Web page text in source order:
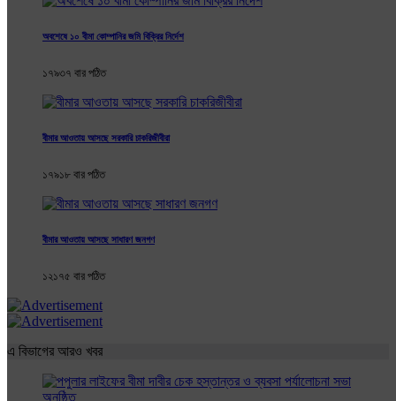
অবশেষে ১০ বীমা কোম্পানির জমি বিক্রির নির্দেশ
১৭৯৩৭ বার পঠিত
বীমার আওতায় আসছে সরকারি চাকরিজীবীরা
১৭৯১৮ বার পঠিত
বীমার আওতায় আসছে সাধারণ জনগণ
১২১৭৫ বার পঠিত
এ বিভাগের আরও খবর